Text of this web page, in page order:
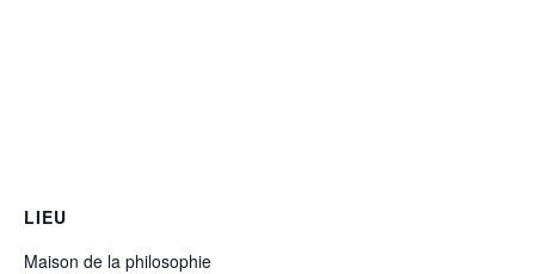
LIEU
Maison de la philosophie